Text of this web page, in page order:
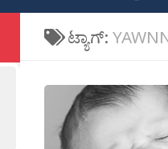
ಟ್ಯಾಗ್: